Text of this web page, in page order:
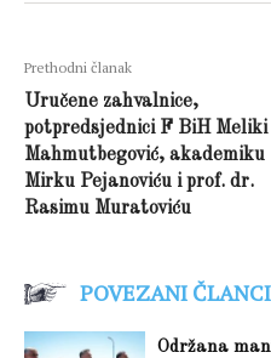
Prethodni članak
Uručene zahvalnice,
potpredsjednici F BiH Meliki
Mahmutbegović, akademiku
Mirku Pejanoviću i prof. dr.
Rasimu Muratoviću
POVEZANI ČLANCI
Održana